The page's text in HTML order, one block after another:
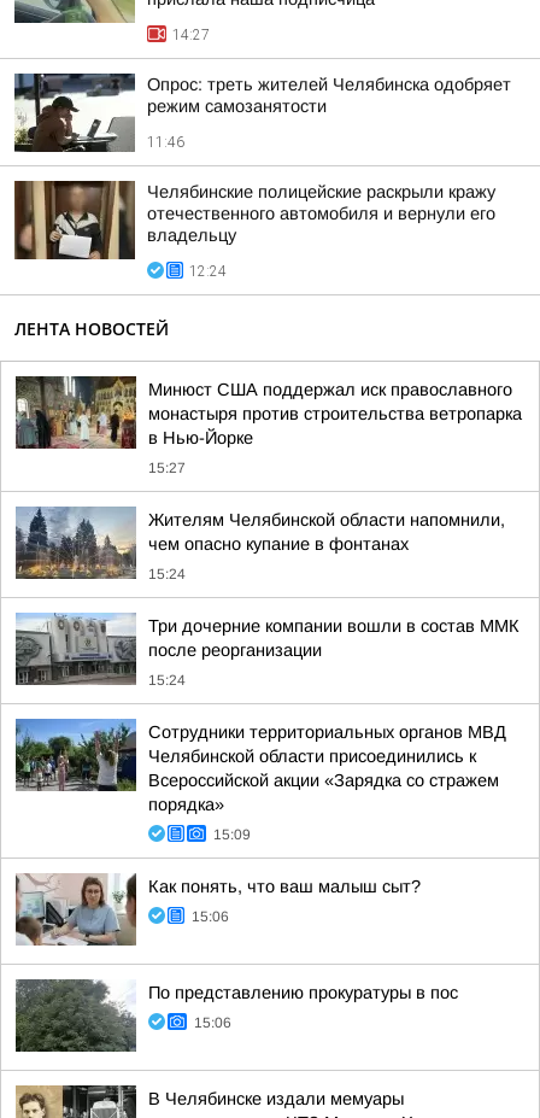
14:27
Опрос: треть жителей Челябинска одобряет
режим самозанятости
11:46
Челябинские полицейские раскрыли кражу
отечественного автомобиля и вернули его
владельцу
12:24
ЛЕНТА НОВОСТЕЙ
Минюст США поддержал иск православного
монастыря против строительства ветропарка
в Нью-Йорке
15:27
Жителям Челябинской области напомнили,
чем опасно купание в фонтанах
15:24
Три дочерние компании вошли в состав ММК
после реорганизации
15:24
Сотрудники территориальных органов МВД
Челябинской области присоединились к
Всероссийской акции «Зарядка со стражем
порядка»
15:09
Как понять, что ваш малыш сыт?
15:06
По представлению прокуратуры в пос
15:06
В Челябинске издали мемуары